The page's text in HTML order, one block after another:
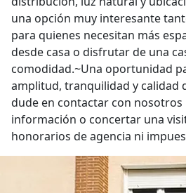
una opción muy interesante
para quienes necesitan más
desde casa o disfrutar de una
comodidad.~Una oportunidad
amplitud, tranquilidad y calidad
dude en contactar con
información o concertar una
honorarios de agencia ni